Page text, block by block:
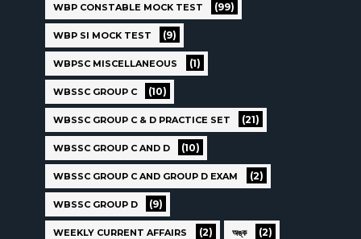
WBP CONSTABLE MOCK TEST (99)
WBP SI MOCK TEST (9)
WBPSC MISCELLANEOUS (1)
WBSSC GROUP C (10)
WBSSC GROUP C & D PRACTICE SET (21)
WBSSC GROUP C AND D (10)
WBSSC GROUP C AND GROUP D EXAM (2)
WBSSC GROUP D (9)
WEEKLY CURRENT AFFAIRS (2) অঙ্ক (2)